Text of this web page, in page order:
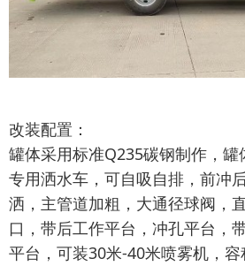
改装配置：
罐体采用标准Q235碳钢制作，
专用洒水车，可自吸自排，前冲
洒，主管道加粗，大通径球阀，
口，带后工作平台，冲孔平台，
平台，可装30米-40米喷雾机，